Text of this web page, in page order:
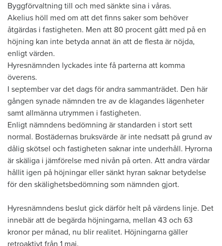
Byggförvaltning till och med sänkte sina i våras.
Akelius höll med om att det finns saker som behöver
åtgärdas i fastigheten. Men att 80 procent gått med på en
höjning kan inte betyda annat än att de flesta är nöjda,
enligt värden.
Hyresnämnden lyckades inte få parterna att komma
överens.
I september var det dags för andra sammanträdet. Den här
gången synade nämnden tre av de klagandes lägenheter
samt allmänna utrymmen i fastigheten.
Enligt nämndens bedömning är standarden i stort sett
normal. Bostädernas bruksvärde är inte nedsatt på grund av
dålig skötsel och fastigheten saknar inte underhåll. Hyrorna
är skäliga i jämförelse med nivån på orten. Att andra värdar
hållit igen på höjningar eller sänkt hyran saknar betydelse
för den skälighetsbedömning som nämnden gjort.
Hyresnämndens beslut gick därför helt på värdens linje. Det
innebär att de begärda höjningarna, mellan 43 och 63
kronor per månad, nu blir realitet. Höjningarna gäller
retroaktivt från 1 maj.